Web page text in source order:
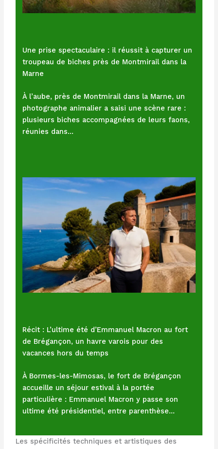
Une prise spectaculaire : il réussit à capturer un
troupeau de biches près de Montmirail dans la
Marne
À l’aube, près de Montmirail dans la Marne, un
photographe animalier a saisi une scène rare :
plusieurs biches accompagnées de leurs faons,
réunies dans…
Récit : L’ultime été d’Emmanuel Macron au fort
de Brégançon, un havre varois pour des
vacances hors du temps
À Bormes-les-Mimosas, le fort de Brégançon
accueille un séjour estival à la portée
particulière : Emmanuel Macron y passe son
ultime été présidentiel, entre parenthèse…
Les spécificités techniques et artistiques des